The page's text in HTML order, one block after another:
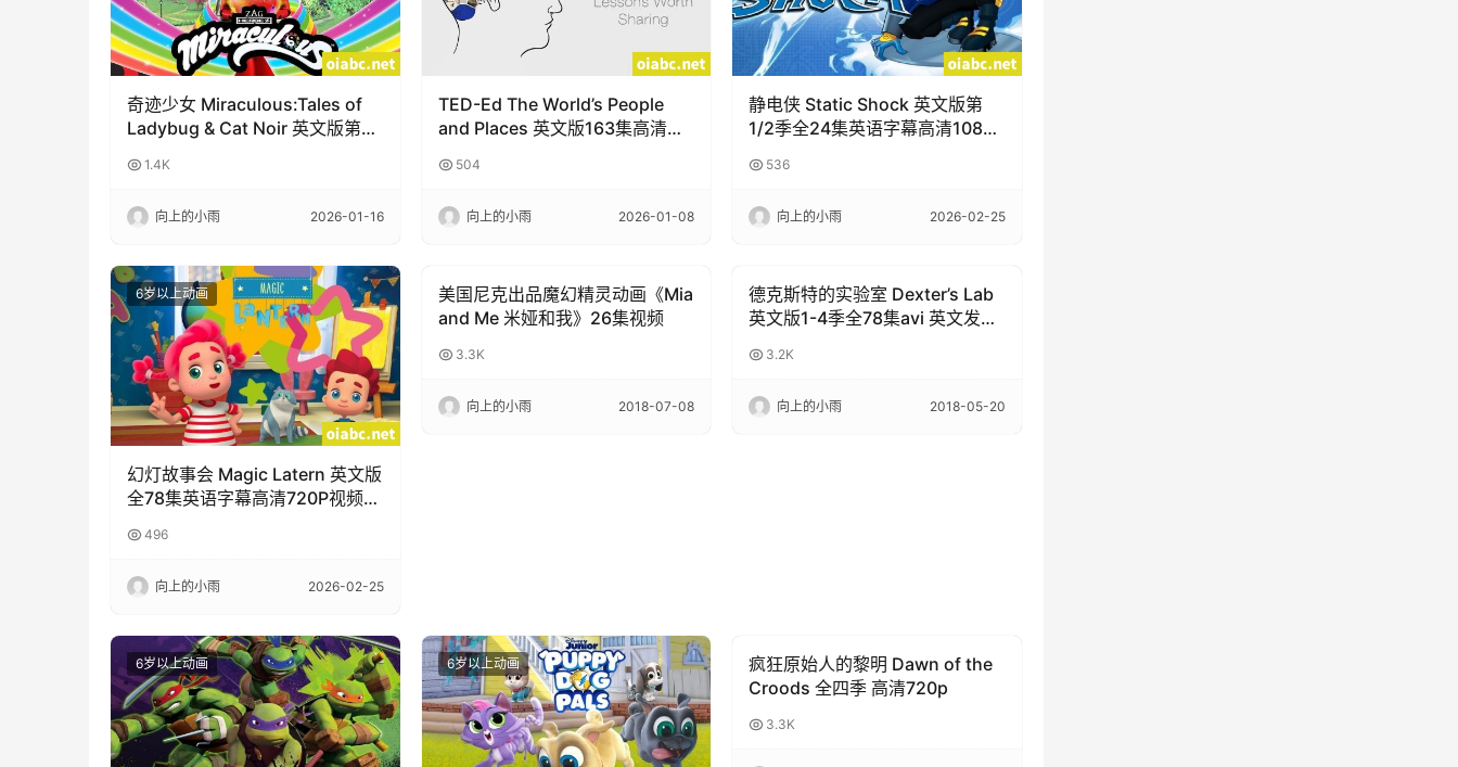
奇迹少女 Miraculous:Tales of
Ladybug & Cat Noir 英文版第4
1.4K
向上的小雨 2026-01-16
TED-Ed The World’s People
and Places 英文版163集高清
504
向上的小雨 2026-01-08
静电侠 Static Shock 英文版第
1/2季全24集英语字幕高清1080P
536
向上的小雨 2026-02-25
6岁以上动画
幻灯故事会 Magic Latern 英文版
全78集英语字幕高清720P视频
496
向上的小雨 2026-02-25
6岁以上动画
美国尼克出品魔幻精灵动画《Mia
and Me 米娅和我》26集视频
3.3K
向上的小雨 2018-07-08
6岁以上动画
德克斯特的实验室 Dexter’s Lab
英文版1-4季全78集avi 英文发音
3.2K
向上的小雨 2018-05-20
6岁以上动画 6岁以上动画 6岁以上动画
疯狂原始人的黎明 Dawn of the
Croods 全四季 高清720p
3.3K